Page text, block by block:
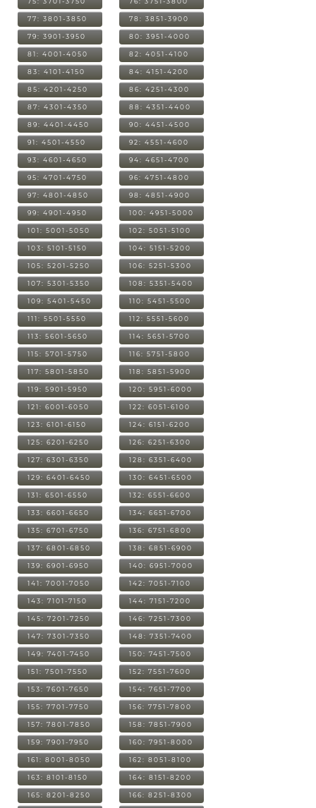
77: 3801-3850 78: 3851-3900
79: 3901-3950 80: 3951-4000
81: 4001-4050 82: 4051-4100
83: 4101-4150 84: 4151-4200
85: 4201-4250 86: 4251-4300
87: 4301-4350 88: 4351-4400
89: 4401-4450 90: 4451-4500
91: 4501-4550 92: 4551-4600
93: 4601-4650 94: 4651-4700
95: 4701-4750 96: 4751-4800
97: 4801-4850 98: 4851-4900
99: 4901-4950 100: 4951-5000
101: 5001-5050 102: 5051-5100
103: 5101-5150 104: 5151-5200
105: 5201-5250 106: 5251-5300
107: 5301-5350 108: 5351-5400
109: 5401-5450 110: 5451-5500
111: 5501-5550 112: 5551-5600
113: 5601-5650 114: 5651-5700
115: 5701-5750 116: 5751-5800
117: 5801-5850 118: 5851-5900
119: 5901-5950 120: 5951-6000
121: 6001-6050 122: 6051-6100
123: 6101-6150 124: 6151-6200
125: 6201-6250 126: 6251-6300
127: 6301-6350 128: 6351-6400
129: 6401-6450 130: 6451-6500
131: 6501-6550 132: 6551-6600
133: 6601-6650 134: 6651-6700
135: 6701-6750 136: 6751-6800
137: 6801-6850 138: 6851-6900
139: 6901-6950 140: 6951-7000
141: 7001-7050 142: 7051-7100
143: 7101-7150 144: 7151-7200
145: 7201-7250 146: 7251-7300
147: 7301-7350 148: 7351-7400
149: 7401-7450 150: 7451-7500
151: 7501-7550 152: 7551-7600
153: 7601-7650 154: 7651-7700
155: 7701-7750 156: 7751-7800
157: 7801-7850 158: 7851-7900
159: 7901-7950 160: 7951-8000
161: 8001-8050 162: 8051-8100
163: 8101-8150 164: 8151-8200
165: 8201-8250 166: 8251-8300